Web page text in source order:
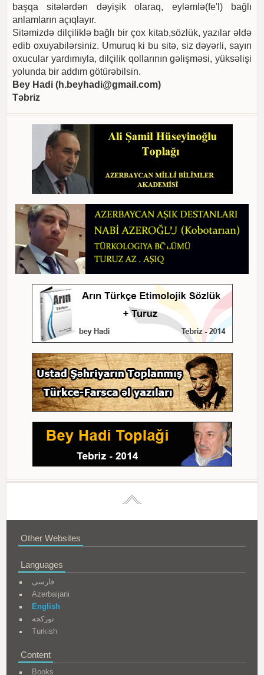
başqa sitələrdən dəyişik olaraq, eyləmlə(fe'l) bağlı
anlamların açıqlayır.
Sitəmizdə dilçiliklə bağlı bir çox kitab,sözlük, yazılar əldə
edib oxuyabilərsiniz. Umuruq ki bu sitə, siz dəyərli, sayın
oxucular yardımıyla, dilçilik qollarının gəlişməsi, yüksəlişi
yolunda bir addım götürəbilsin.
Bey Hadi (h.beyhadi@gmail.com)
Təbriz
Other Websites
Languages
فارسی
Azerbaijani
English
تورکجه
Turkish
Content
Books